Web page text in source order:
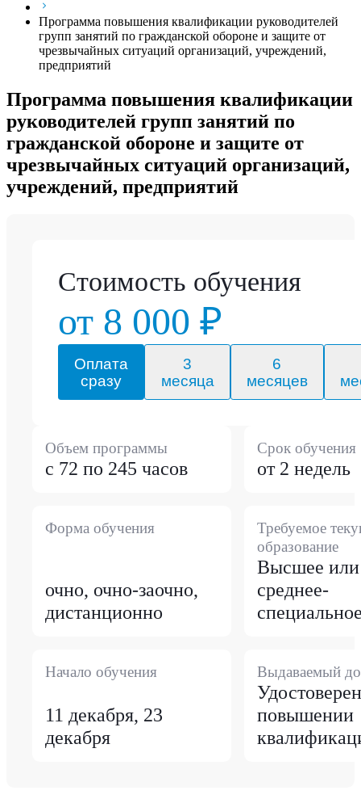
Программа повышения квалификации руководителей
групп занятий по гражданской обороне и защите от
чрезвычайных ситуаций организаций, учреждений,
предприятий
Программа повышения квалификации
руководителей групп занятий по
гражданской обороне и защите от
чрезвычайных ситуаций организаций,
учреждений, предприятий
Стоимость обучения
от 8 000 ₽
Оплата
сразу
3
месяца
6
месяцев
Объем программы
с 72 по 245 часов
Срок обучения
от 2 недель
Форма обучения
очно, очно-заочно,
дистанционно
Требуемое
образование
Высшее или
среднее-
Начало обучения
11 декабря, 23
декабря
Выдаваемый
повышении